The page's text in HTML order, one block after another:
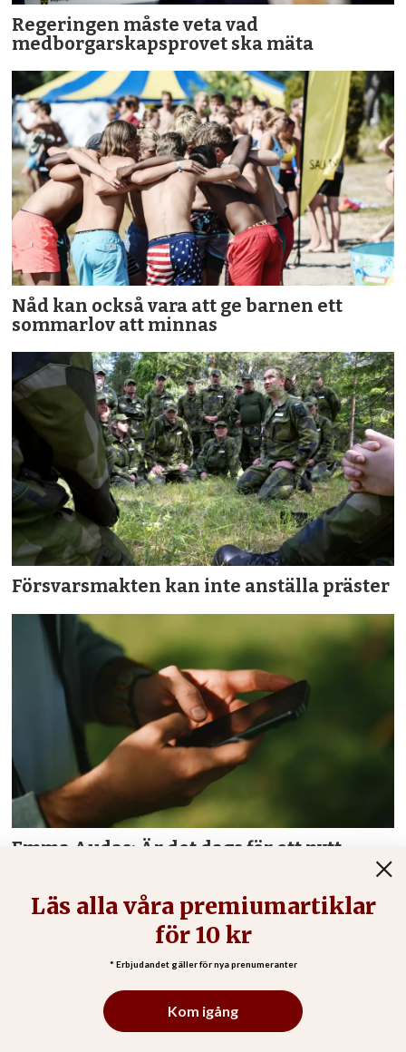
Regeringen måste veta vad
medborgarskapsprovet ska mäta
Nåd kan också vara att ge barnen ett
sommarlov att minnas
Försvarsmakten kan inte anställa präster
Emma Audas: Är det dags för ett nytt